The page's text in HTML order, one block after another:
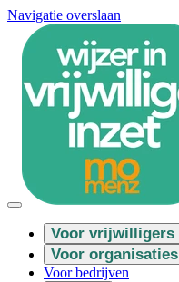
Navigatie overslaan
Voor vrijwilligers
Voor organisaties
Voor bedrijven